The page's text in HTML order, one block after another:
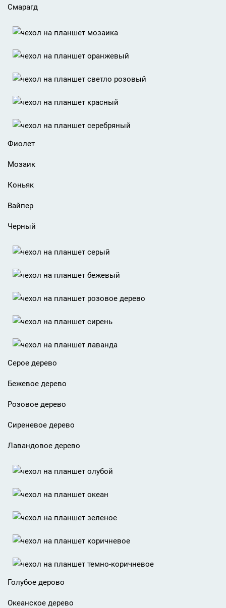
Смарагд
Фиолет
Мозаик
Коньяк
Вайпер
Черный
Серое дерево
Бежевое дерево
Розовое дерево
Сиреневое дерево
Лавандовое дерево
Голубое дерово
Океанское дерево